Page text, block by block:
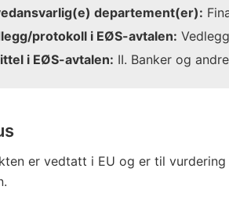
departement(er):
protokoll i EØS-avtalen:
i EØS-avtalen: II. Banker og
er vedtatt i EU og er til